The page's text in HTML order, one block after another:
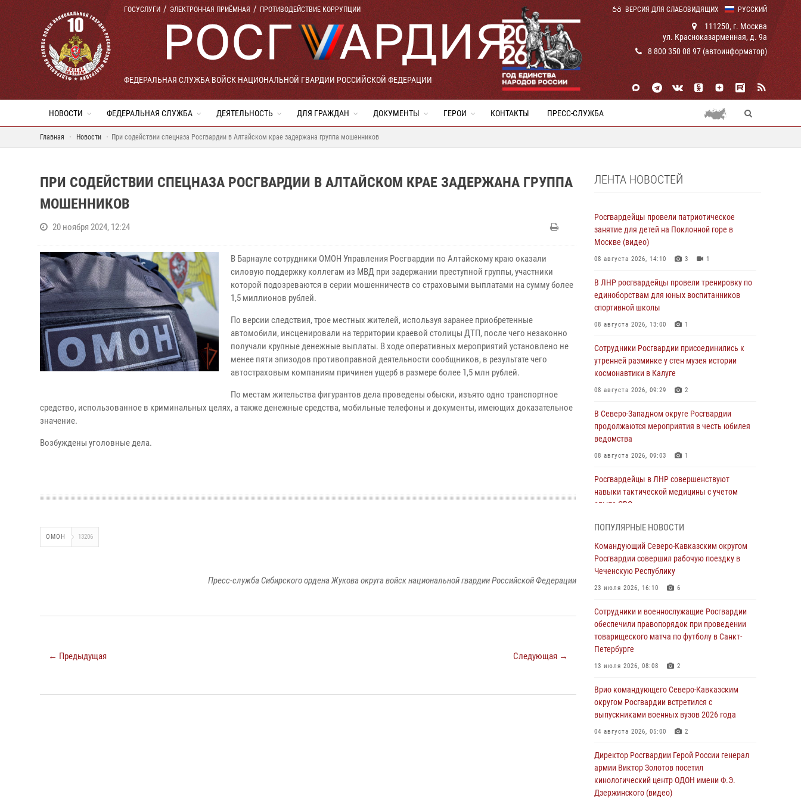
РУССКИЙ
ГОСУСЛУГИ ЭЛЕКТРОННАЯ ПРИЁМНАЯ ПРОТИВОДЕЙСТВИЕ КОРРУПЦИИ ВЕРСИЯ ДЛЯ СЛАБОВИДЯЩИХ
ФЕДЕРАЛЬНАЯ СЛУЖБА ВОЙСК НАЦИОНАЛЬНОЙ ГВАРДИИ РОССИЙСКОЙ ФЕДЕРАЦИИ
111250, г. Москва
ул. Красноказарменная, д. 9а
8 800 350 08 97 (автоинформатор)
НОВОСТИ ФЕДЕРАЛЬНАЯ СЛУЖБА ДЕЯТЕЛЬНОСТЬ ДЛЯ ГРАЖДАН ДОКУМЕНТЫ ГЕРОИ КОНТАКТЫ ПРЕСС-СЛУЖБА
Главная Новости При содействии спецназа Росгвардии в Алтайском крае задержана группа мошенников
ПРИ СОДЕЙСТВИИ СПЕЦНАЗА РОСГВАРДИИ В АЛТАЙСКОМ КРАЕ ЗАДЕРЖАНА ГРУППА
МОШЕННИКОВ
20 ноября 2024, 12:24
В Барнауле сотрудники ОМОН Управления Росгвардии по Алтайскому краю оказали
силовую поддержку коллегам из МВД при задержании преступной группы, участники
которой подозреваются в серии мошенничеств со страховыми выплатами на сумму более
1,5 миллионов рублей.
По версии следствия, трое местных жителей, используя заранее приобретенные
автомобили, инсценировали на территории краевой столицы ДТП, после чего незаконно
получали крупные денежные выплаты. В ходе оперативных мероприятий установлено не
менее пяти эпизодов противоправной деятельности сообщников, в результате чего
автостраховым компаниям причинен ущерб в размере более 1,5 млн рублей.
По местам жительства фигурантов дела проведены обыски, изъято одно транспортное
средство, использованное в криминальных целях, а также денежные средства, мобильные телефоны и документы, имеющих доказательное
значение.
Возбуждены уголовные дела.
ОМОН 13206
Пресс-служба Сибирского ордена Жукова округа войск национальной гвардии Российской Федерации
← Предыдущая Следующая →
ЛЕНТА НОВОСТЕЙ
Росгвардейцы провели патриотическое
занятие для детей на Поклонной горе в
Москве (видео)
08 августа 2026, 14:10 3 1
В ЛНР росгвардейцы провели тренировку по
единоборствам для юных воспитанников
спортивной школы
08 августа 2026, 13:00 1
Сотрудники Росгвардии присоединились к
утренней разминке у стен музея истории
космонавтики в Калуге
08 августа 2026, 09:29 2
В Северо-Западном округе Росгвардии
продолжаются мероприятия в честь юбилея
ведомства
08 августа 2026, 09:03 1
Росгвардейцы в ЛНР совершенствуют
навыки тактической медицины с учетом
опыта СВО
Военнослужащие Софринской бригады
Росгвардии встретились с участником
патриотического проекта «Дорогой
Ломоносова — дорогой к Победе в СВО»
08 августа 2026, 07:00 2 1
Росгвардейцы обеспечили безопасность
«Поезда Победы» в Кузбассе
08 августа 2026, 07:00
ОМОН «Ойрат» Управления Росгвардии по
Республике Калмыкия исполнилось 20 лет
08 августа 2026, 07:00
Росгвардии провели турнир по настольному
теннису ко Дню физкультурника
08 августа 2026, 07:00
ПОПУЛЯРНЫЕ НОВОСТИ
Командующий Северо-Кавказским округом
Росгвардии совершил рабочую поездку в
Чеченскую Республику
23 июля 2026, 16:10 6
Сотрудники и военнослужащие Росгвардии
обеспечили правопорядок при проведении
товарищеского матча по футболу в Санкт-
Петербурге
13 июля 2026, 08:08 2
Врио командующего Северо-Кавказским
округом Росгвардии встретился с
выпускниками военных вузов 2026 года
04 августа 2026, 05:00 2
Директор Росгвардии Герой России генерал
армии Виктор Золотов посетил
кинологический центр ОДОН имени Ф.Э.
Дзержинского (видео)